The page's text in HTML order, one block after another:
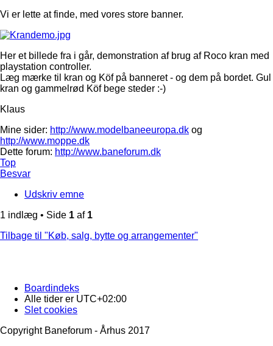
Vi er lette at finde, med vores store banner.
Her et billede fra i går, demonstration af brug af Roco kran med
playstation controller.
Læg mærke til kran og Köf på banneret - og dem på bordet. Gul
kran og gammelrød Köf bege steder :-)
Klaus
Mine sider: http://www.modelbaneeuropa.dk og
http://www.moppe.dk
Dette forum: http://www.baneforum.dk
Top
Besvar
Udskriv emne
1 indlæg • Side 1 af 1
Tilbage til "Køb, salg, bytte og arrangementer"
Boardindeks
Alle tider er UTC+02:00
Slet cookies
Copyright Baneforum - Århus 2017